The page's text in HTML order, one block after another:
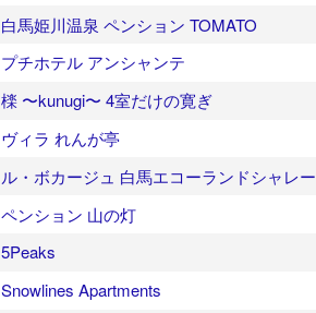
白馬姫川温泉 ペンション TOMATO
プチホテル アンシャンテ
檪 〜kunugi〜 4室だけの寛ぎ
ヴィラ れんが亭
ル・ボカージュ 白馬エコーランドシャレー
ペンション 山の灯
5Peaks
Snowlines Apartments